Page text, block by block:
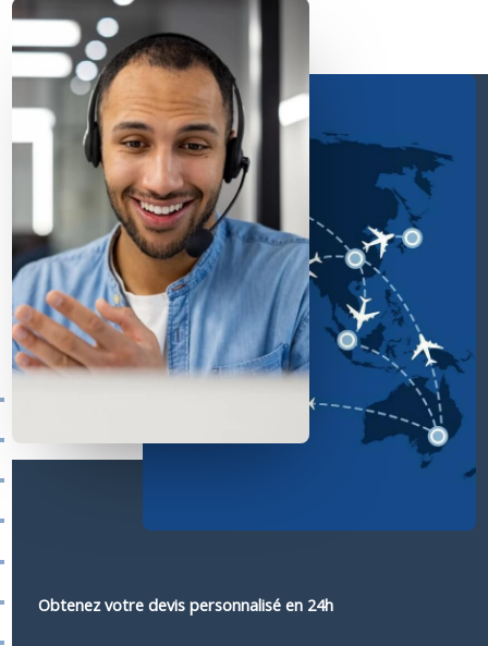
Obtenez votre devis personnalisé en 24h